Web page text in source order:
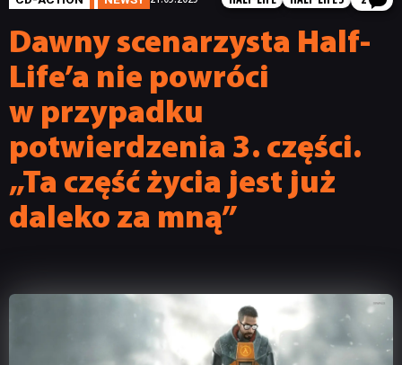
Dawny scenarzysta Half-
Life’a nie powróci
w przypadku
potwierdzenia 3. części.
„Ta część życia jest już
daleko za mną”